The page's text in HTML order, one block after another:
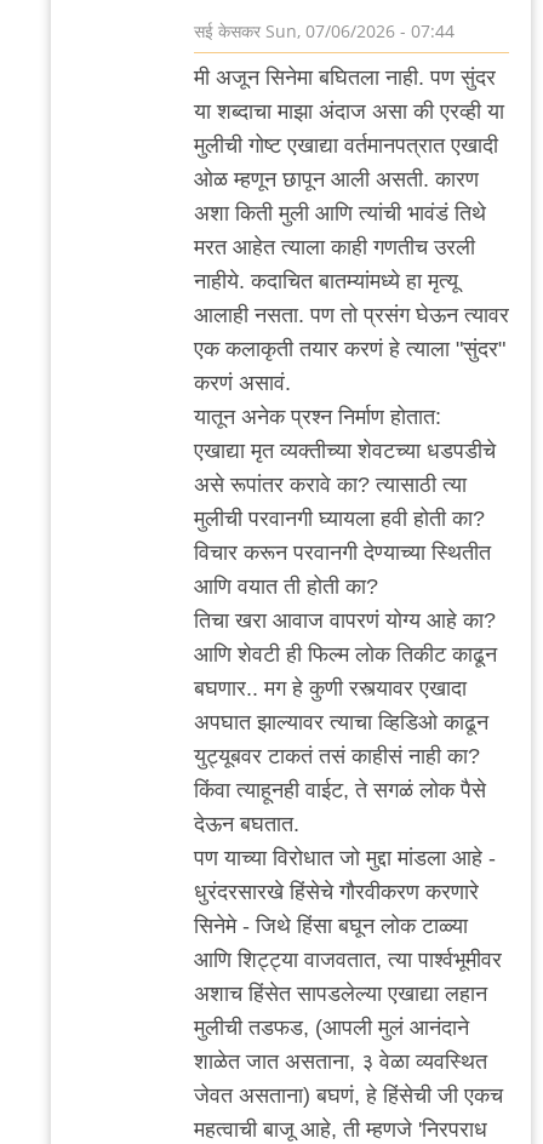
सई केसकर Sun, 07/06/2026 - 07:44
In
reply
?
बाजू
मी अजून सिनेमा बघितला नाही. पण सुंदर
या शब्दाचा माझा अंदाज असा की एरव्ही या
मुलीची गोष्ट एखाद्या वर्तमानपत्रात एखादी
ओळ म्हणून छापून आली असती. कारण
अशा किती मुली आणि त्यांची भावंडं तिथे
मरत आहेत त्याला काही गणतीच उरली
नाहीये. कदाचित बातम्यांमध्ये हा मृत्यू
आलाही नसता. पण तो प्रसंग घेऊन त्यावर
एक कलाकृती तयार करणं हे त्याला "सुंदर"
करणं असावं.
यातून अनेक प्रश्न निर्माण होतात:
एखाद्या मृत व्यक्तीच्या शेवटच्या धडपडीचे
असे रूपांतर करावे का? त्यासाठी त्या
मुलीची परवानगी घ्यायला हवी होती का?
विचार करून परवानगी देण्याच्या स्थितीत
आणि वयात ती होती का?
तिचा खरा आवाज वापरणं योग्य आहे का?
आणि शेवटी ही फिल्म लोक तिकीट काढून
बघणार.. मग हे कुणी रस्त्यावर एखादा
अपघात झाल्यावर त्याचा व्हिडिओ काढून
युट्यूबवर टाकतं तसं काहीसं नाही का?
किंवा त्याहूनही वाईट, ते सगळं लोक पैसे
देऊन बघतात.
पण याच्या विरोधात जो मुद्दा मांडला आहे -
धुरंदरसारखे हिंसेचे गौरवीकरण करणारे
सिनेमे - जिथे हिंसा बघून लोक टाळ्या
आणि शिट्ट्या वाजवतात, त्या पार्श्वभूमीवर
अशाच हिंसेत सापडलेल्या एखाद्या लहान
मुलीची तडफड, (आपली मुलं आनंदाने
शाळेत जात असताना, ३ वेळा व्यवस्थित
जेवत असताना) बघणं, हे हिंसेची जी एकच
महत्वाची बाजू आहे, ती म्हणजे 'निरपराध